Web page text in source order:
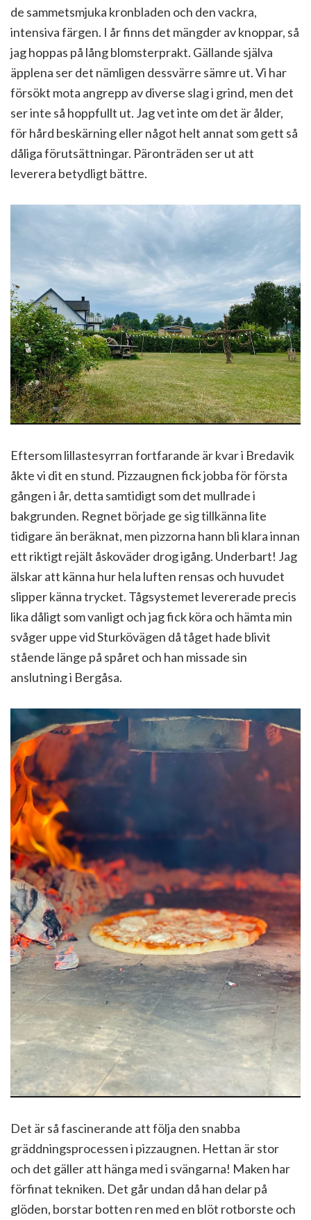
de sammetsmjuka kronbladen och den vackra,
intensiva färgen. I år finns det mängder av knoppar, så
jag hoppas på lång blomsterprakt. Gällande själva
äpplena ser det nämligen dessvärre sämre ut. Vi har
försökt mota angrepp av diverse slag i grind, men det
ser inte så hoppfullt ut. Jag vet inte om det är ålder,
för hård beskärning eller något helt annat som gett så
dåliga förutsättningar. Päronträden ser ut att
leverera betydligt bättre.
Eftersom lillastesyrran fortfarande är kvar i Bredavik
åkte vi dit en stund. Pizzaugnen fick jobba för första
gången i år, detta samtidigt som det mullrade i
bakgrunden. Regnet började ge sig tillkänna lite
tidigare än beräknat, men pizzorna hann bli klara innan
ett riktigt rejält åskoväder drog igång. Underbart! Jag
älskar att känna hur hela luften rensas och huvudet
slipper känna trycket. Tågsystemet levererade precis
lika dåligt som vanligt och jag fick köra och hämta min
svåger uppe vid Sturkövägen då tåget hade blivit
stående länge på spåret och han missade sin
anslutning i Bergåsa.
Det är så fascinerande att följa den snabba
gräddningsprocessen i pizzaugnen. Hettan är stor
och det gäller att hänga med i svängarna! Maken har
förfinat tekniken. Det går undan då han delar på
glöden, borstar botten ren med en blöt rotborste och